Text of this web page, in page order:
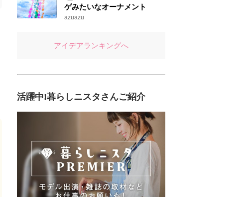
ゲみたいなオーナメント
azuazu
アイデアランキングへ
活躍中!暮らしニスタさんご紹介